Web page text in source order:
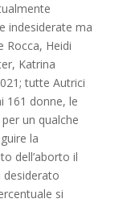
indesiderate ma
Rocca, Heidi
Katrina
tutte Autrici
161 donne, le
un qualche
la
dell’aborto il
desiderato
si